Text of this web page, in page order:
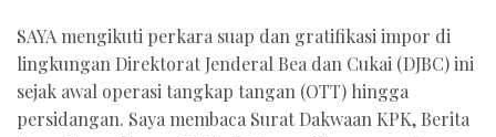
SAYA mengikuti perkara suap dan gratifikasi impor di
lingkungan Direktorat Jenderal Bea dan Cukai (DJBC) ini
sejak awal operasi tangkap tangan (OTT) hingga
persidangan. Saya membaca Surat Dakwaan KPK, Berita